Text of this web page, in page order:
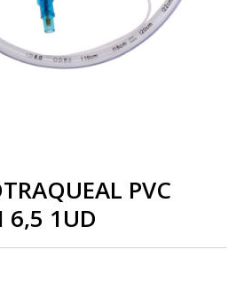
PVC
6,5 1UD